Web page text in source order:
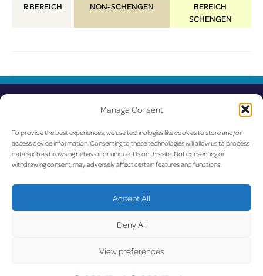
Manage Consent
To provide the best experiences, we use technologies like cookies to store and/or
access device information. Consenting to these technologies will allow us to process
data such as browsing behavior or unique IDs on this site. Not consenting or
withdrawing consent, may adversely affect certain features and functions.
Accept All
Deny All
View preferences
RBEREICH
NON-SCHENGEN
BEREICH
SCHENGEN